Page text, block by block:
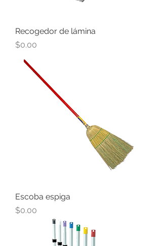
Recogedor de lámina
Precio
$0.00
Escoba espiga
Precio
$0.00